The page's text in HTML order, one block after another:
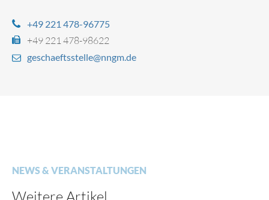
+49 221 478-96775
+49 221 478-98622
geschaeftsstelle@nngm.de
NEWS & VERANSTALTUNGEN
Weitere Artikel